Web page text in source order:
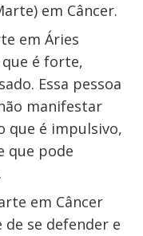
em Câncer.
em Áries
é forte,
Essa pessoa
manifestar
que é impulsivo,
que pode
em Câncer
se defender e